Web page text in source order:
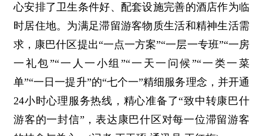
心安排了卫生条件好、配套设施完善的酒店作为临
时居住地。为满足滞留游客物质生活和精神生活需
求，康巴什区提出“一点一方案”“一层一专班”“一房
一礼包”“一人一小组”“一天一问候”“一类一菜
单”“一日一提升”的“七个一”精细服务理念，并开通
24小时心理服务热线，精心准备了“致中转康巴什
游客的一封信”，表达康巴什区对每一位滞留游客